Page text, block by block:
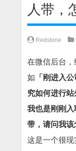
人带，
Redstone
在微信后台
如 「刚进入
究如何进行站
我也是刚刚
带，请问我该
这是一个很